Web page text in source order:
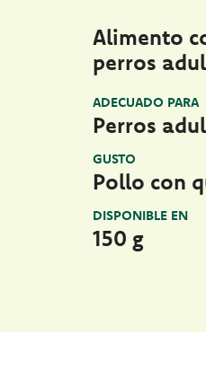
Alimento
perros
ADECUADO PARA
Perros
GUSTO
Pollo con
DISPONIBLE EN
150 g